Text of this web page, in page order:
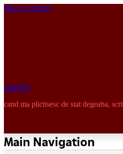
Skip to content
pinkISH
cand ma plictisesc de stat degeaba,
Main Navigation